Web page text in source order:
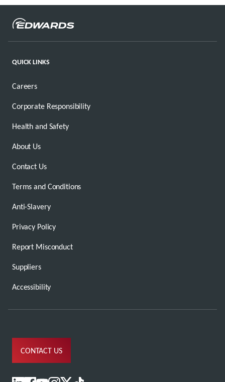
QUICK LINKS
Careers
Corporate Responsibility
Health and Safety
About Us
Contact Us
Terms and Conditions
Anti-Slavery
Privacy Policy
Report Misconduct
Suppliers
Accessibility
CONTACT US